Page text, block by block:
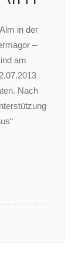
in der
–
am
Nach